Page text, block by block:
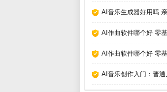
AI音乐生成器好用吗
AI作曲软件哪个好 零
AI作曲软件哪个好 零
AI音乐创作入门：普通